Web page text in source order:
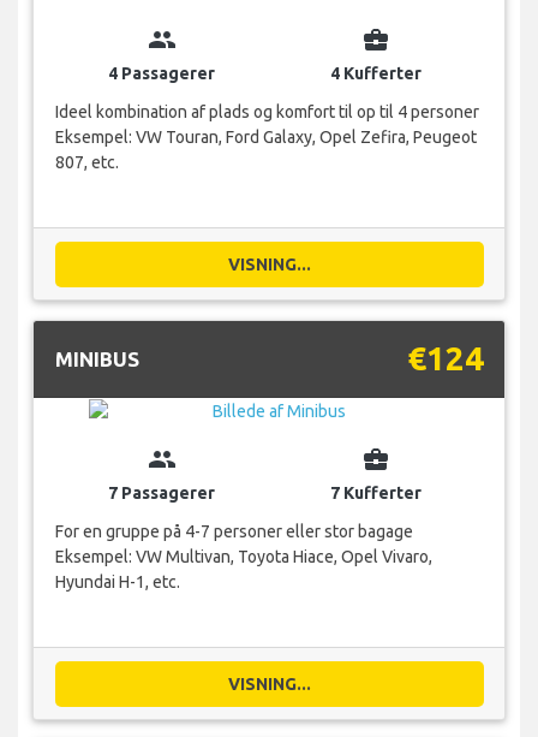
group
4 Passagerer
business_center
4 Kufferter
Ideel kombination af plads og komfort til op til 4 personer
Eksempel: VW Touran, Ford Galaxy, Opel Zefira, Peugeot
807, etc.
VISNING...
MINIBUS €124
group
7 Passagerer
business_center
7 Kufferter
For en gruppe på 4-7 personer eller stor bagage
Eksempel: VW Multivan, Toyota Hiace, Opel Vivaro,
Hyundai H-1, etc.
VISNING...